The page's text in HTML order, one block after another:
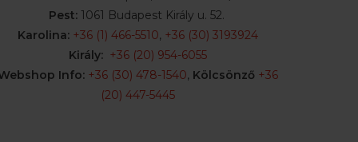
Pest:1061 Budapest Király u. 52.
Karolina: +36 (1) 466-5510, +36 (30) 3193924
Király: +36 (20) 954-6055
Info: +36 (30) 478-1540, Kölcsönző +36
(20) 447-5445